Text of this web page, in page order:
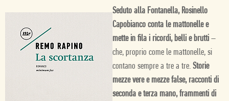
Seduto alla Fontanella, Rosinello
Capobianco conta le mattonelle e
mette in fila i ricordi, belli e brutti –
che, proprio come le mattonelle, si
contano sempre a tre a tre. Storie
mezze vere e mezze false, racconti di
seconda e terza mano, frammenti di